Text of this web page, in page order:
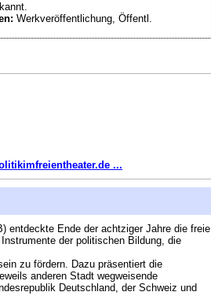
Werkveröffentlichung, Öffentl.
...
entdeckte Ende der achtziger Jahre die freie
der politischen Bildung, die
zu fördern. Dazu präsentiert die
anderen Stadt wegweisende
Deutschland, der Schweiz und